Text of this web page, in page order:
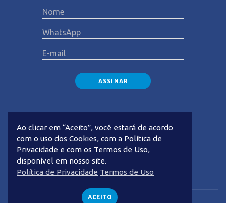
Privacidade Termos de Uso
Ao clicar em “Aceito”, você estará de acordo
com o uso dos Cookies, com a Política de
Privacidade e com os Termos de Uso,
disponível em nosso site.
Política de Privacidade Termos de Uso
ACEITO